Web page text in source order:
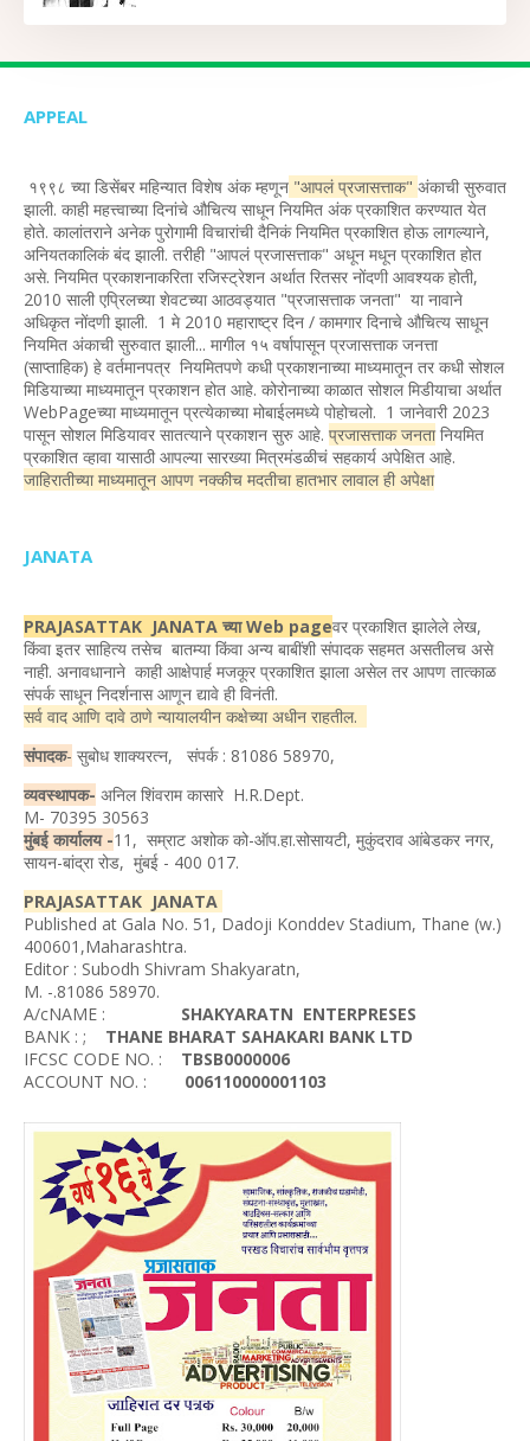
APPEAL
१९९८ च्या डिसेंबर महिन्यात विशेष अंक म्हणून "आपलं प्रजासत्ताक" अंकाची सुरुवात
झाली. काही महत्त्वाच्या दिनांचे औचित्य साधून नियमित अंक प्रकाशित करण्यात येत
होते. कालांतराने अनेक पुरोगामी विचारांची दैनिकं नियमित प्रकाशित होऊ लागल्याने,
अनियतकालिकं बंद झाली. तरीही "आपलं प्रजासत्ताक" अधून मधून प्रकाशित होत
असे. नियमित प्रकाशनाकरिता रजिस्ट्रेशन अर्थात रितसर नोंदणी आवश्यक होती,
2010 साली एप्रिलच्या शेवटच्या आठवड्यात "प्रजासत्ताक जनता" या नावाने
अधिकृत नोंदणी झाली. 1 मे 2010 महाराष्ट्र दिन / कामगार दिनाचे औचित्य साधून
नियमित अंकाची सुरुवात झाली... मागील १५ वर्षापासून प्रजासत्ताक जनत्ता
(साप्ताहिक) हे वर्तमानपत्र नियमितपणे कधी प्रकाशनाच्या माध्यमातून तर कधी सोशल
मिडियाच्या माध्यमातून प्रकाशन होत आहे. कोरोनाच्या काळात सोशल मिडीयाचा अर्थात
WebPageच्या माध्यमातून प्रत्येकाच्या मोबाईलमध्ये पोहोचलो. 1 जानेवारी 2023
पासून सोशल मिडियावर सातत्याने प्रकाशन सुरु आहे. प्रजासत्ताक जनतानियमित
प्रकाशित व्हावा यासाठी आपल्या सारख्या मित्रमंडळीचं सहकार्य अपेक्षित आहे.
जाहिरातीच्या माध्यमातून आपण नक्कीच मदतीचा हातभार लावाल ही अपेक्षा
JANATA
PRAJASATTAK JANATA च्या Web pageवर प्रकाशित झालेले लेख,
किंवा इतर साहित्य तसेच बातम्या किंवा अन्य बाबींशी संपादक सहमत असतीलच असे
नाही. अनावधानाने काही आक्षेपार्ह मजकूर प्रकाशित झाला असेल तर आपण तात्काळ
संपर्क साधून निदर्शनास आणून द्यावे ही विनंती.
सर्व वाद आणि दावे ठाणे न्यायालयीन कक्षेच्या अधीन राहतील.
संपादक- सुबोध शाक्यरत्न, संपर्क : 81086 58970,
व्यवस्थापक- अनिल शिंवराम कासारे H.R.Dept.
M- 70395 30563
मुंबई कार्यालय -11, सम्राट अशोक को-ऑप.हा.सोसायटी, मुकुंदराव आंबेडकर नगर,
सायन-बांद्रा रोड, मुंबई - 400 017.
PRAJASATTAK JANATA
Published at Gala No. 51, Dadoji Konddev Stadium, Thane (w.)
400601,Maharashtra.
Editor : Subodh Shivram Shakyaratn,
M. -.81086 58970.
A/cNAME : SHAKYARATN ENTERPRESES
BANK : ; THANE BHARAT SAHAKARI BANK LTD
IFCSC CODE NO. : TBSB0000006
ACCOUNT NO. : 006110000001103